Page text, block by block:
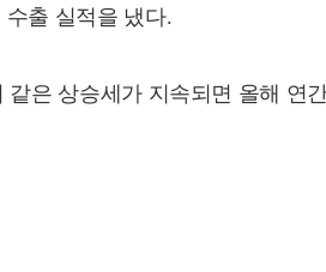
출 실적을 냈다.
은 상승세가 지속되면 올해 연